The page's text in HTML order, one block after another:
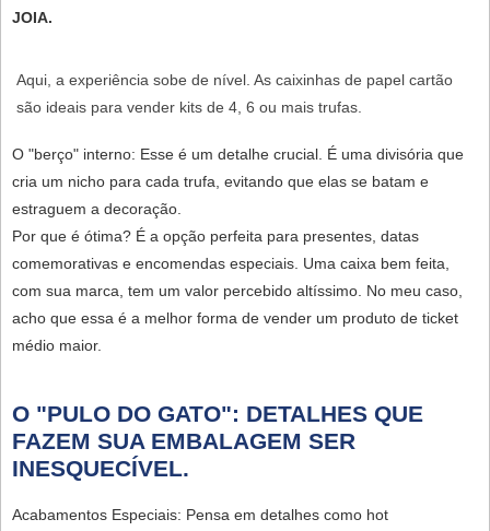
JOIA.
Aqui, a experiência sobe de nível. As caixinhas de papel cartão
são ideais para vender kits de 4, 6 ou mais trufas
O "berço" interno: Esse é um detalhe crucial. É uma divisória que
cria um nicho para cada trufa, evitando que elas se batam e
estraguem a decoração.
Por que é ótima? É a opção perfeita para presentes, datas
comemorativas e encomendas especiais. Uma caixa bem feita,
com sua marca, tem um valor percebido altíssimo. No meu caso,
acho que essa é a melhor forma de vender um produto de ticket
médio maior.
O "PULO DO GATO": DETALHES QUE
FAZEM SUA EMBALAGEM SER
INESQUECÍVEL.
Acabamentos Especiais: Pensa em detalhes como hot